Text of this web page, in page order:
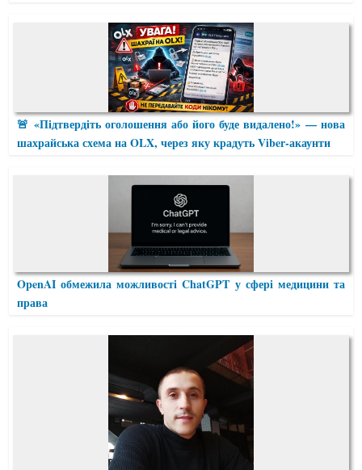
🚨 «Підтвердіть оголошення або його буде видалено!» — нова
шахрайська схема на OLX, через яку крадуть Viber-акаунти
OpenAI обмежила можливості ChatGPT у сфері медицини та
права